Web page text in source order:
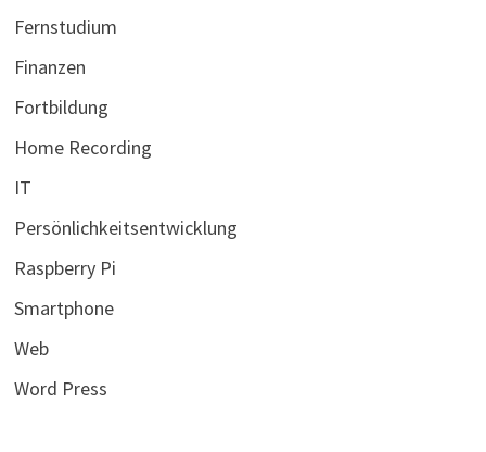
Fernstudium
Finanzen
Fortbildung
Home Recording
IT
Persönlichkeitsentwicklung
Raspberry Pi
Smartphone
Web
Word Press